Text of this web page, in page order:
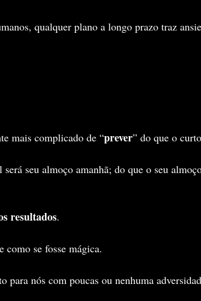
qualquer plano a longo prazo traz
mais complicado de “prever” do que o
seu almoço amanhã; do que o seu
resultados.
como se fosse mágica.
para nós com poucas ou nenhuma